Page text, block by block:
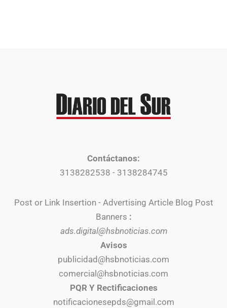
Contáctanos:
3138282538 - 3138284745
Post or Link Insertion - Advertising Article Blog Post
Banners :
ads.digital@hsbnoticias.com
Avisos
publicidad@hsbnoticias.com
comercial@hsbnoticias.com
PQR Y Rectificaciones
notificacionesepds@gmail.com